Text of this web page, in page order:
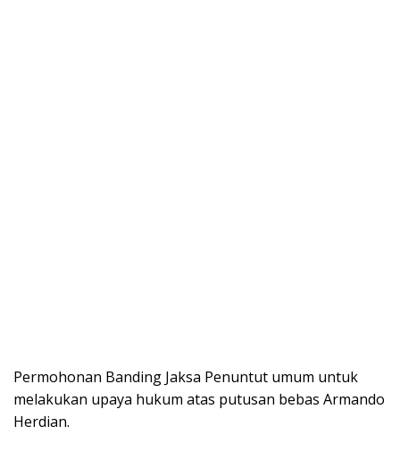
Permohonan Banding Jaksa Penuntut umum untuk
melakukan upaya hukum atas putusan bebas Armando
Herdian.